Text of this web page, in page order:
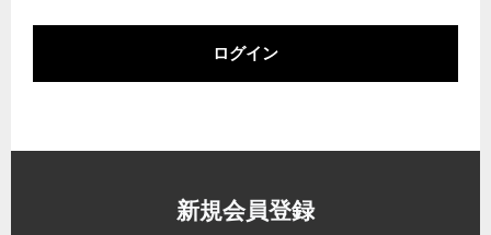
ログイン
新規会員登録